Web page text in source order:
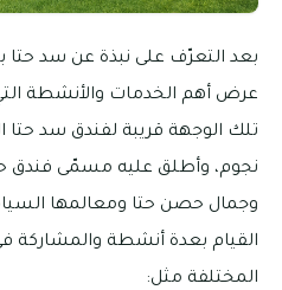
بعد التعرّف على نبذة عن سد حتا
عرض أهم الخدمات والأنشطة
تلك الوجهة قريبة لفندق سد
نجوم، وأطلق عليه مسمّى فندق
وجمال حصن حتا ومعالمها
القيام بعدة أنشطة والمشاركة في
المختلفة مثل: